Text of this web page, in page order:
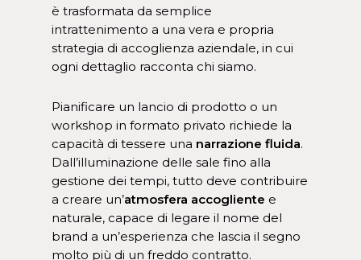
è trasformata da semplice
intrattenimento a una vera e propria
strategia di accoglienza aziendale, in cui
ogni dettaglio racconta chi siamo.
Pianificare un lancio di prodotto o un
workshop in formato privato richiede la
capacità di tessere una narrazione fluida.
Dall’illuminazione delle sale fino alla
gestione dei tempi, tutto deve contribuire
a creare un’atmosfera accogliente e
naturale, capace di legare il nome del
brand a un’esperienza che lascia il segno
molto più di un freddo contratto.